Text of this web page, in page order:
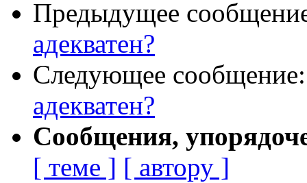
Предыдущее
адекватен?
Следующее
адекватен?
Сообщения,
[ теме ] [ автору ]